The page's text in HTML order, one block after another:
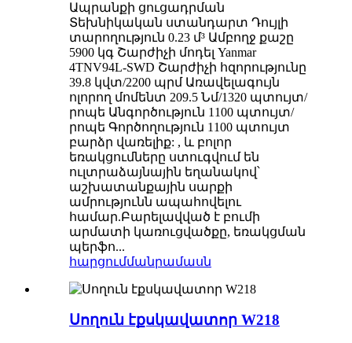
Ապրանքի ցուցադրման
Տեխնիկական ստանդարտ Դույլի
տարողություն 0.23 մ³ Ամբողջ քաշը
5900 կգ Շարժիչի մոդել Yanmar
4TNV94L-SWD Շարժիչի հզորությունը
39.8 կվտ/2200 պրմ Առավելագույն
ոլորող մոմենտ 209.5 Նմ/1320 պտույտ/
րոպե Անգործություն 1100 պտույտ/
րոպե Գործողություն 1100 պտույտ
բարձր վառելիք: , և բոլոր
եռակցումները ստուգվում են
ուլտրաձայնային եղանակով՝
աշխատանքային սարքի
ամրությունն ապահովելու
համար.Բարելավված է բումի
արմատի կառուցվածքը, եռակցման
պերֆո...
հարցումմանրամասն
Սողուն էքսկավատոր W218